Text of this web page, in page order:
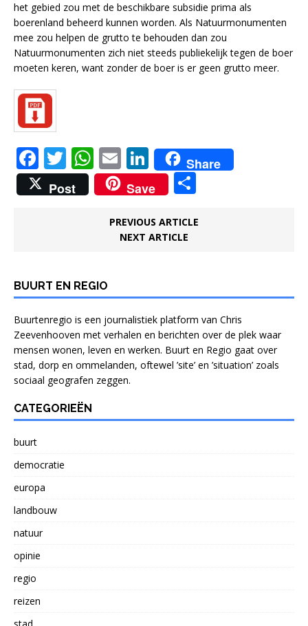
het gebied zou met de beschikbare subsidie prima als
boerenland beheerd kunnen worden. Als Natuurmonumenten
mee zou helpen de grutto te behouden dan zou
Natuurmonumenten zich niet steeds publiekelijk tegen de boer
moeten keren, want zonder de boer is er geen grutto meer.
F
a
c
o
k
T
w
it
W
h
at
p
E
m
ai
l
Li
n
k
e
dI
Share
Post
Save
e
PREVIOUS ARTICLE
NEXT ARTICLE
BUURT EN REGIO
Buurtenregio is een journalistiek platform van Chris
Zeevenhooven met verhalen en berichten over de plek waar
mensen wonen, leven en werken. Buurt en Regio gaat over
stad, dorp en ommelanden, oftewel ’site’ en ’situation’ zoals
sociaal geografen zeggen.
CATEGORIEËN
buurt
democratie
europa
landbouw
natuur
opinie
regio
reizen